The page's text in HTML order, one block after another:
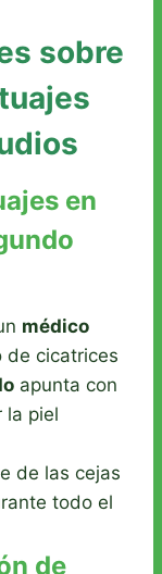
sobre
en
médico
de cicatrices
apunta con
la piel
de las cejas
todo el
de